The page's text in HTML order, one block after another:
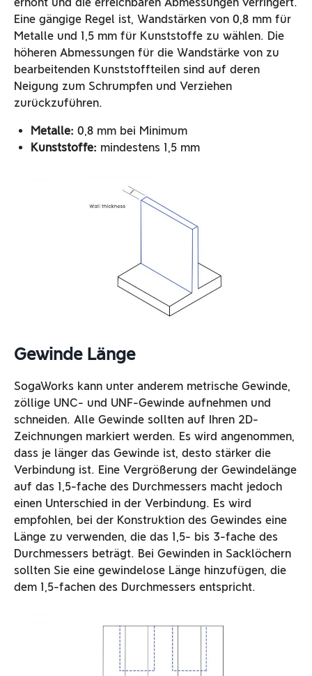
Eine gängige Regel ist, Wandstärken von 0,8 mm für
Metalle und 1,5 mm für Kunststoffe zu wählen. Die
höheren Abmessungen für die Wandstärke von zu
bearbeitenden Kunststoffteilen sind auf deren
Neigung zum Schrumpfen und Verziehen
zurückzuführen.
Metalle: 0,8 mm bei Minimum
Kunststoffe: mindestens 1,5 mm
Gewinde Länge
SogaWorks kann unter anderem metrische Gewinde,
zöllige UNC- und UNF-Gewinde aufnehmen und
schneiden. Alle Gewinde sollten auf Ihren 2D-
Zeichnungen markiert werden. Es wird angenommen,
dass je länger das Gewinde ist, desto stärker die
Verbindung ist. Eine Vergrößerung der Gewindelänge
auf das 1,5-fache des Durchmessers macht jedoch
einen Unterschied in der Verbindung. Es wird
empfohlen, bei der Konstruktion des Gewindes eine
Länge zu verwenden, die das 1,5- bis 3-fache des
Durchmessers beträgt. Bei Gewinden in Sacklöchern
sollten Sie eine gewindelose Länge hinzufügen, die
dem 1,5-fachen des Durchmessers entspricht.